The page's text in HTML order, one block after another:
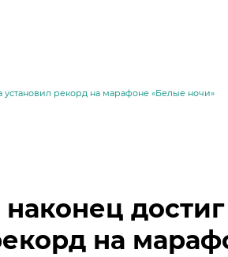
рекорд на марафоне «Белые ночи»
на